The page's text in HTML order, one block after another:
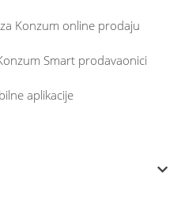
Konzum online prodaju
Smart prodavaonici
aplikacije